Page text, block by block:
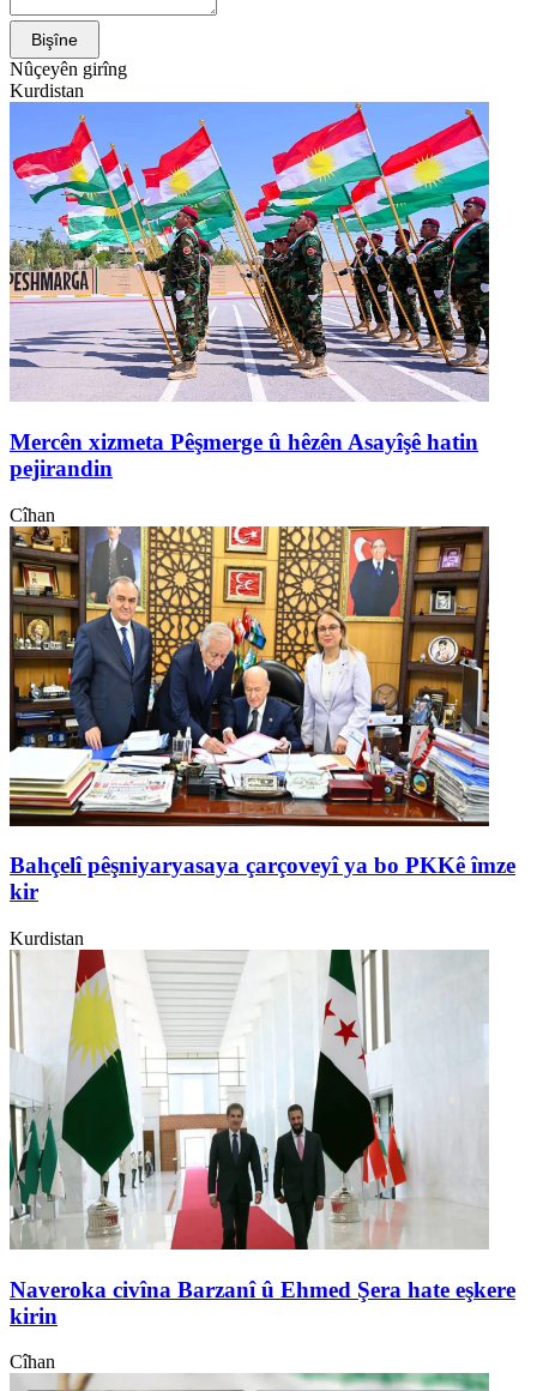
Bişîne
Nûçeyên girîng
Kurdistan
Mercên xizmeta Pêşmerge û hêzên Asayîşê hatin
pejirandin
Cîhan
Bahçelî pêşniyaryasaya çarçoveyî ya bo PKKê îmze
kir
Kurdistan
Naveroka civîna Barzanî û Ehmed Şera hate eşkere
kirin
Cîhan